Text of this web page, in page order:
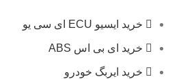
خرید ایسیو ECU ای سی یو
خرید ای بی اس ABS
خرید ایربگ خودرو